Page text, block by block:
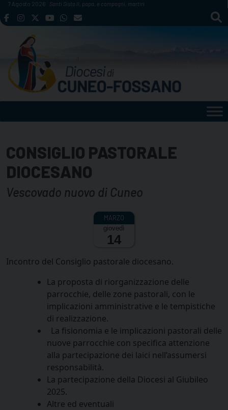
Skip
to
7 Agosto 2026 Santi Sisto II, papa, e compagni, martiri
CONSIGLIO PASTORALE
DIOCESANO
Vescovado nuovo di Cuneo
giovedì
14
Incontro del Consiglio pastorale diocesano.
La proposta di riorganizzazione delle
parrocchie, delle zone pastorali, con le
implicazioni amministrative e le tempistiche
di realizzazione.
La fisionomia e le implicazioni pastorali delle
nuove parrocchie con specifica attenzione
alla partecipazione dei laici nell’assumersi
responsabilità.
La partecipazione della Diocesi al Giubileo
2025.
Altre ed eventuali